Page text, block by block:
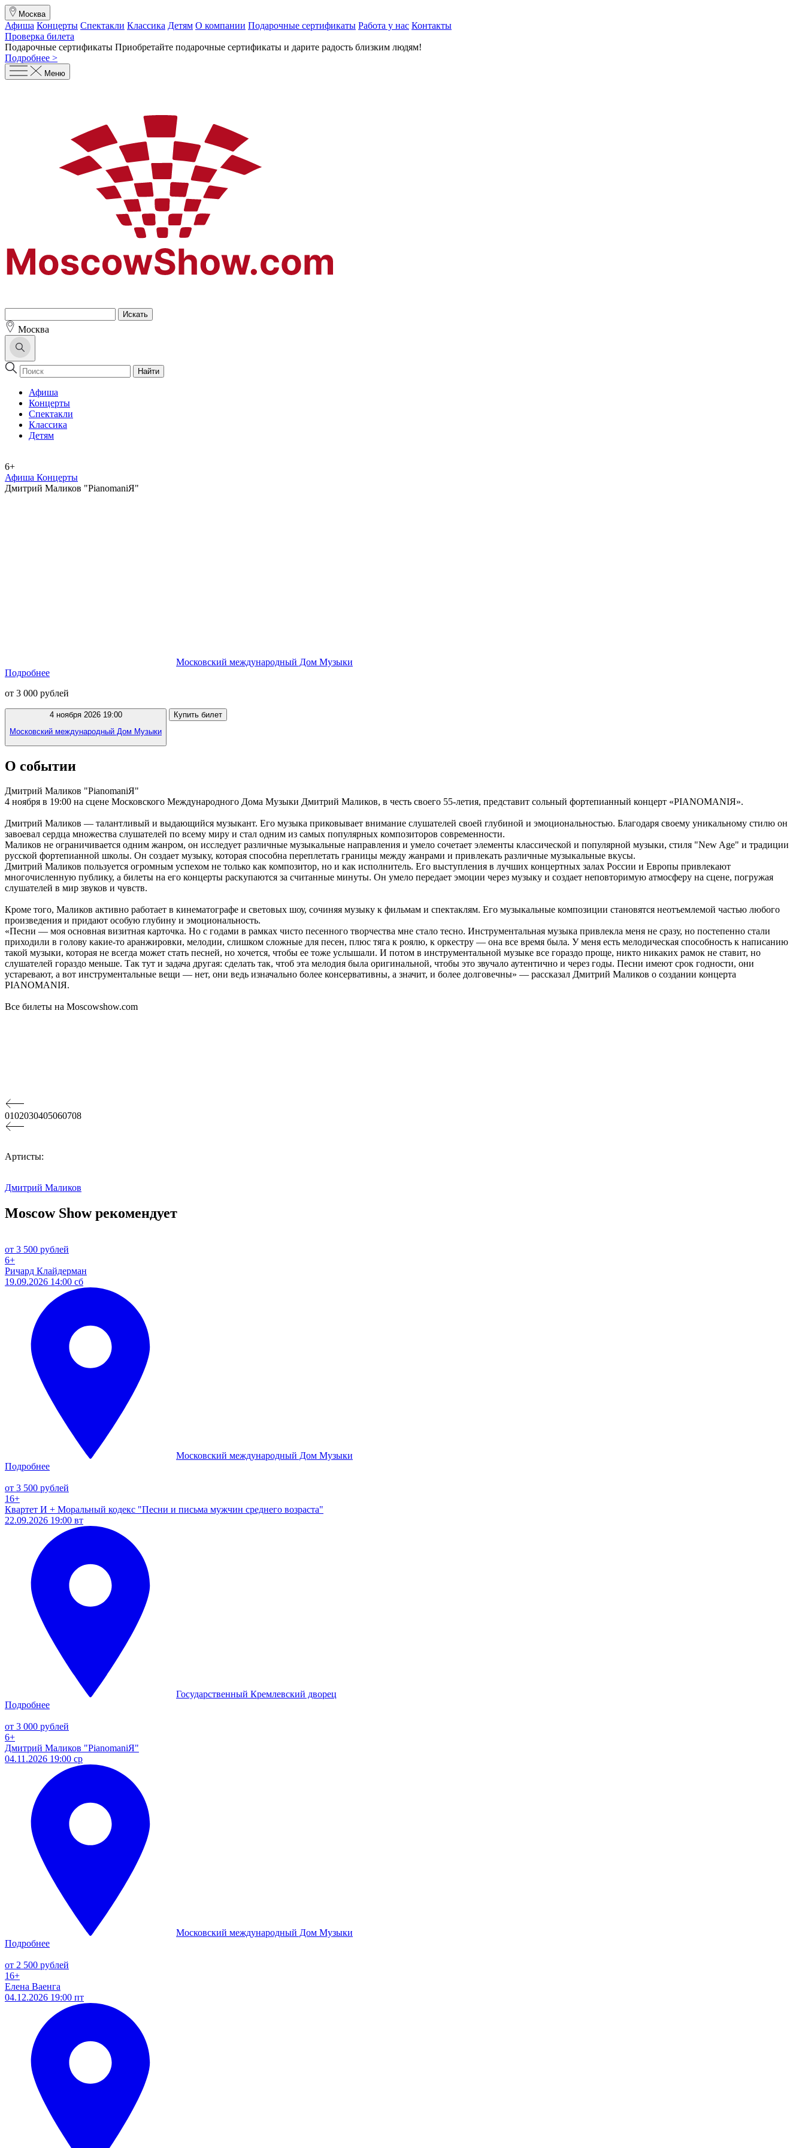
Москва
Афиша Концерты Спектакли Классика Детям О компании Подарочные сертификаты Работа у нас Контакты
Проверка билета
Подарочные сертификаты Приобретайте подарочные сертификаты и дарите радость близким людям!
Подробнее >
Меню
Москва
Найти
Афиша
Концерты
Спектакли
Классика
Детям
6+
Афиша Концерты
Дмитрий Маликов "PianomaniЯ"
Московский международный Дом Музыки
Подробнее
от 3 000 рублей
4 ноября 2026 19:00
Московский международный Дом Музыки
Купить билет
О событии
Дмитрий Маликов "PianomaniЯ"
4 ноября в 19:00 на сцене Московского Международного Дома Музыки Дмитрий Маликов, в честь своего 55-летия, представит сольный фортепианный концерт «PIANOMANIЯ».
Дмитрий Маликов — талантливый и выдающийся музыкант. Его музыка приковывает внимание слушателей своей глубиной и эмоциональностью. Благодаря своему уникальному стилю он
завоевал сердца множества слушателей по всему миру и стал одним из самых популярных композиторов современности.
Маликов не ограничивается одним жанром, он исследует различные музыкальные направления и умело сочетает элементы классической и популярной музыки, стиля "New Age" и традиции
русской фортепианной школы. Он создает музыку, которая способна переплетать границы между жанрами и привлекать различные музыкальные вкусы.
Дмитрий Маликов пользуется огромным успехом не только как композитор, но и как исполнитель. Его выступления в лучших концертных залах России и Европы привлекают
многочисленную публику, а билеты на его концерты раскупаются за считанные минуты. Он умело передает эмоции через музыку и создает неповторимую атмосферу на сцене, погружая
слушателей в мир звуков и чувств.
Кроме того, Маликов активно работает в кинематографе и световых шоу, сочиняя музыку к фильмам и спектаклям. Его музыкальные композиции становятся неотъемлемой частью любого
произведения и придают особую глубину и эмоциональность.
«Песни — моя основная визитная карточка. Но с годами в рамках чисто песенного творчества мне стало тесно. Инструментальная музыка привлекла меня не сразу, но постепенно стали
приходили в голову какие-то аранжировки, мелодии, слишком сложные для песен, плюс тяга к роялю, к оркестру — она все время была. У меня есть мелодическая способность к написанию
такой музыки, которая не всегда может стать песней, но хочется, чтобы ее тоже услышали. И потом в инструментальной музыке все гораздо проще, никто никаких рамок не ставит, но
слушателей гораздо меньше. Так тут и задача другая: сделать так, чтоб эта мелодия была оригинальной, чтобы это звучало аутентично и через годы. Песни имеют срок годности, они
устаревают, а вот инструментальные вещи — нет, они ведь изначально более консервативны, а значит, и более долговечны» — рассказал Дмитрий Маликов о создании концерта
PIANOMANIЯ.
Все билеты на Moscowshow.com
0102030405060708
Артисты:
Дмитрий Маликов
Moscow Show рекомендует
от 3 500 рублей
6+
Ричард Клайдерман
19.09.2026 14:00 сб
Московский международный Дом Музыки
Подробнее
от 3 500 рублей
16+
Квартет И + Моральный кодекс "Песни и письма мужчин среднего возраста"
22.09.2026 19:00 вт
Государственный Кремлевский дворец
Подробнее
от 3 000 рублей
6+
Дмитрий Маликов "PianomaniЯ"
04.11.2026 19:00 ср
Московский международный Дом Музыки
Подробнее
от 2 500 рублей
16+
Елена Ваенга
04.12.2026 19:00 пт